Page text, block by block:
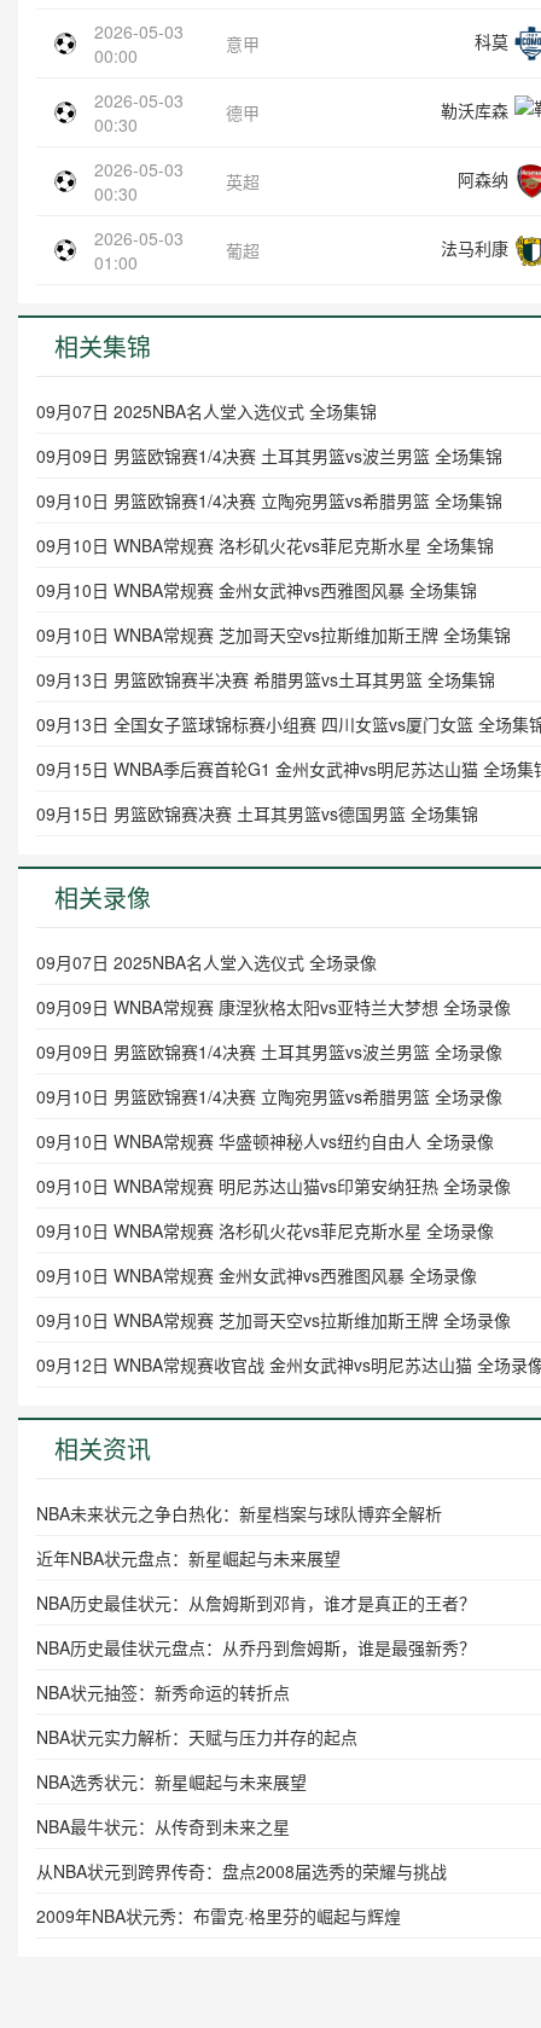
2026-05-03
00:00
意甲 科莫
2026-05-03
00:30
德甲 勒沃库森
2026-05-03
00:30
英超 阿森纳
2026-05-03
01:00
葡超 法马利康
相关集锦
09月07日 2025NBA名人堂入选仪式 全场集锦
09月09日 男篮欧锦赛1/4决赛 土耳其男篮vs波兰男篮 全场集锦
09月10日 男篮欧锦赛1/4决赛 立陶宛男篮vs希腊男篮 全场集锦
09月10日 WNBA常规赛 洛杉矶火花vs菲尼克斯水星 全场集锦
09月10日 WNBA常规赛 金州女武神vs西雅图风暴 全场集锦
09月10日 WNBA常规赛 芝加哥天空vs拉斯维加斯王牌 全场集锦
09月13日 男篮欧锦赛半决赛 希腊男篮vs土耳其男篮 全场集锦
09月13日 全国女子篮球锦标赛小组赛 四川女篮vs厦门女篮 全场集
09月15日 WNBA季后赛首轮G1 金州女武神vs明尼苏达山猫 全场集
09月15日 男篮欧锦赛决赛 土耳其男篮vs德国男篮 全场集锦
相关录像
09月07日 2025NBA名人堂入选仪式 全场录像
09月09日 WNBA常规赛 康涅狄格太阳vs亚特兰大梦想 全场录像
09月09日 男篮欧锦赛1/4决赛 土耳其男篮vs波兰男篮 全场录像
09月10日 男篮欧锦赛1/4决赛 立陶宛男篮vs希腊男篮 全场录像
09月10日 WNBA常规赛 华盛顿神秘人vs纽约自由人 全场录像
09月10日 WNBA常规赛 明尼苏达山猫vs印第安纳狂热 全场录像
09月10日 WNBA常规赛 洛杉矶火花vs菲尼克斯水星 全场录像
09月10日 WNBA常规赛 金州女武神vs西雅图风暴 全场录像
09月10日 WNBA常规赛 芝加哥天空vs拉斯维加斯王牌 全场录像
09月12日 WNBA常规赛收官战 金州女武神vs明尼苏达山猫 全场录
相关资讯
NBA未来状元之争白热化：新星档案与球队博弈全解析
近年NBA状元盘点：新星崛起与未来展望
NBA历史最佳状元：从詹姆斯到邓肯，谁才是真正的王者？
NBA历史最佳状元盘点：从乔丹到詹姆斯，谁是最强新秀？
NBA状元抽签：新秀命运的转折点
NBA状元实力解析：天赋与压力并存的起点
NBA选秀状元：新星崛起与未来展望
NBA最牛状元：从传奇到未来之星
从NBA状元到跨界传奇：盘点2008届选秀的荣耀与挑战
2009年NBA状元秀：布雷克·格里芬的崛起与辉煌